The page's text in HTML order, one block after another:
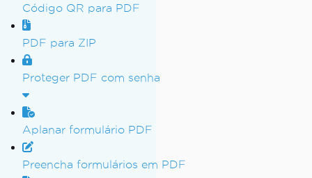
Código QR para PDF
PDF para ZIP
Proteger PDF com senha
Aplanar formulário PDF
Preencha formulários em PDF